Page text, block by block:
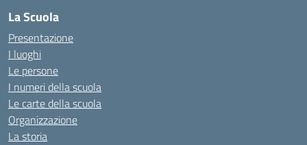
La Scuola
Presentazione
I luoghi
Le persone
I numeri della scuola
Le carte della scuola
Organizzazione
La storia